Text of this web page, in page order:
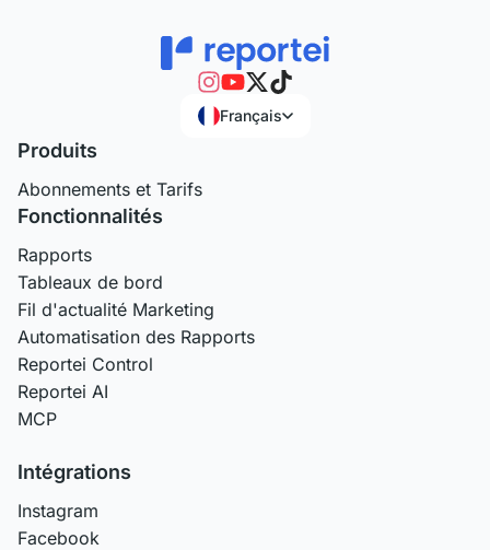
Français
Produits
Abonnements et Tarifs
Fonctionnalités
Rapports
Tableaux de bord
Fil d'actualité Marketing
Automatisation des Rapports
Reportei Control
Reportei AI
MCP
Intégrations
Instagram
Facebook